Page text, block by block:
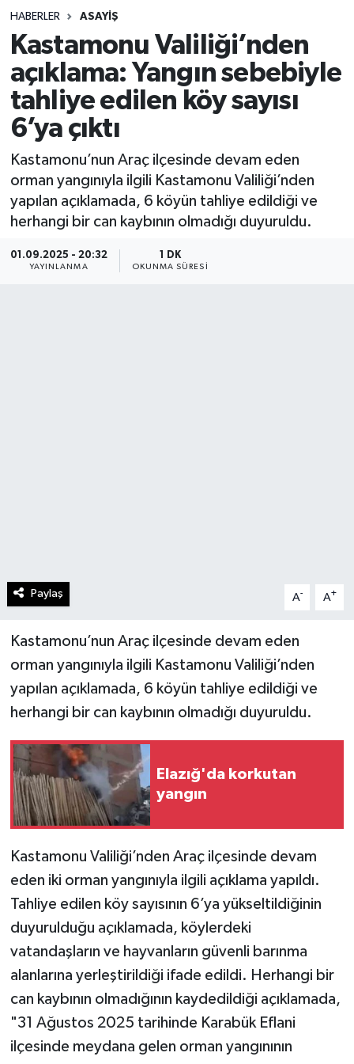
HABERLER ASAYIŞ
Kastamonu Valiliği’nden
açıklama: Yangın sebebiyle
tahliye edilen köy sayısı
6’ya çıktı
Kastamonu’nun Araç ilçesinde devam eden
orman yangınıyla ilgili Kastamonu Valiliği’nden
yapılan açıklamada, 6 köyün tahliye edildiği ve
herhangi bir can kaybının olmadığı duyuruldu.
01.09.2025 - 20:32
YAYINLANMA
1 DK
OKUNMA SÜRESI
Paylaş A- A+
Kastamonu’nun Araç ilçesinde devam eden
orman yangınıyla ilgili Kastamonu Valiliği’nden
yapılan açıklamada, 6 köyün tahliye edildiği ve
herhangi bir can kaybının olmadığı duyuruldu.
Elazığ'da korkutan
yangın
Kastamonu Valiliği’nden Araç ilçesinde devam
eden iki orman yangınıyla ilgili açıklama yapıldı.
Tahliye edilen köy sayısının 6’ya yükseltildiğinin
duyurulduğu açıklamada, köylerdeki
vatandaşların ve hayvanların güvenli barınma
alanlarına yerleştirildiği ifade edildi. Herhangi bir
can kaybının olmadığının kaydedildiği açıklamada,
"31 Ağustos 2025 tarihinde Karabük Eflani
ilçesinde meydana gelen orman yangınının
Spor
Teknoloji